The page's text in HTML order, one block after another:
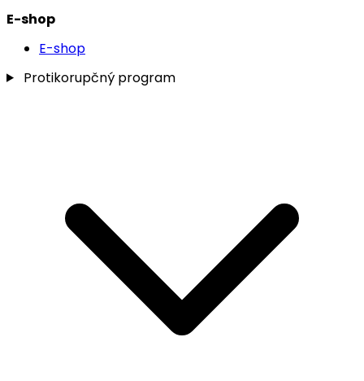
E-shop
E-shop
Protikorupčný program